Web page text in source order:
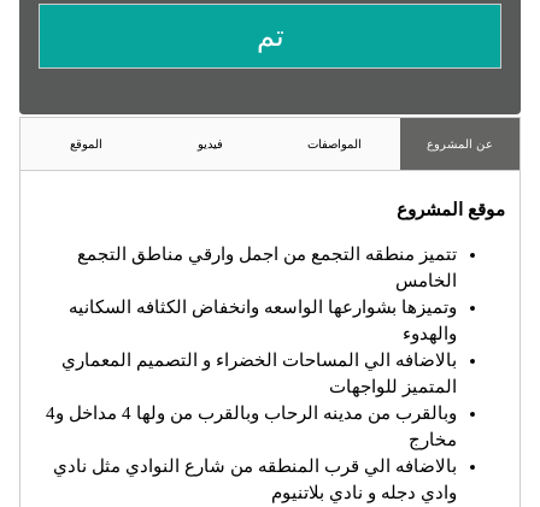
عن المشروع المواصفات فيديو الموقع
موقع المشروع
تتميز منطقه التجمع من اجمل وارقي مناطق التجمع
الخامس
وتميزها بشوارعها الواسعه وانخفاض الكثافه السكانيه
والهدوء
بالاضافه الي المساحات الخضراء و التصميم المعماري
المتميز للواجهات
وبالقرب من مدينه الرحاب وبالقرب من ولها 4 مداخل و4
مخارج
بالاضافه الي قرب المنطقه من شارع النوادي مثل نادي
وادي دجله و نادي بلاتنيوم